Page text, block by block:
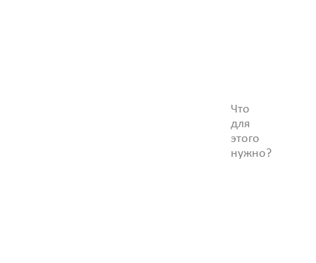
Что
для
этого
нужно?